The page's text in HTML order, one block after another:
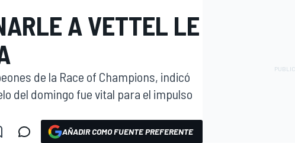
A VETTEL LE
de la Race of Champions, indicó
del domingo fue vital para el impulso
AÑADIR COMO FUENTE PREFERENTE